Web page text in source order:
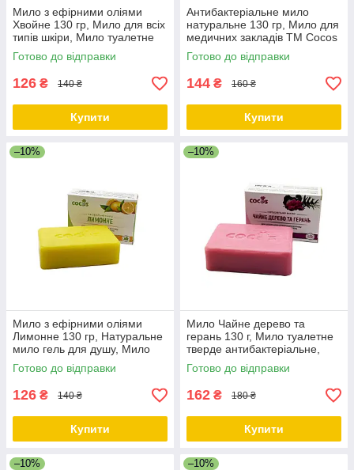
Мило з ефірними оліями
Хвойне 130 гр, Мило для всіх
типів шкіри, Мило туалетне
хвойне, Органічне мило 100
ТМ Cocos
Готово до відправки
126 ₴ 140 ₴
Купити
Антибактеріальне мило
натуральне 130 гр, Мило для
медичних закладів ТМ Cocos
Готово до відправки
144 ₴ 160 ₴
Купити
–10%
Мило з ефірними оліями
Лимонне 130 гр, Натуральне
мило гель для душу, Мило
ручної роботи магазин ТМ
Cocos
Готово до відправки
126 ₴ 140 ₴
Купити
–10%
Мило Чайне дерево та
герань 130 г, Мило туалетне
тверде антибактеріальне,
Антибактеріальне мило ТМ
Cocos
Готово до відправки
162 ₴ 180 ₴
Купити
–10% –10%